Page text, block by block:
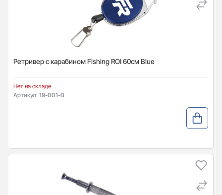
Ретривер с карабином Fishing ROI 60см Blue
Нет на складе
Артикул: 19-001-B